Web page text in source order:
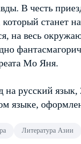
В честь
станет
на весь
Мо Яня.
на русский язык,
языке,
Литература Азии